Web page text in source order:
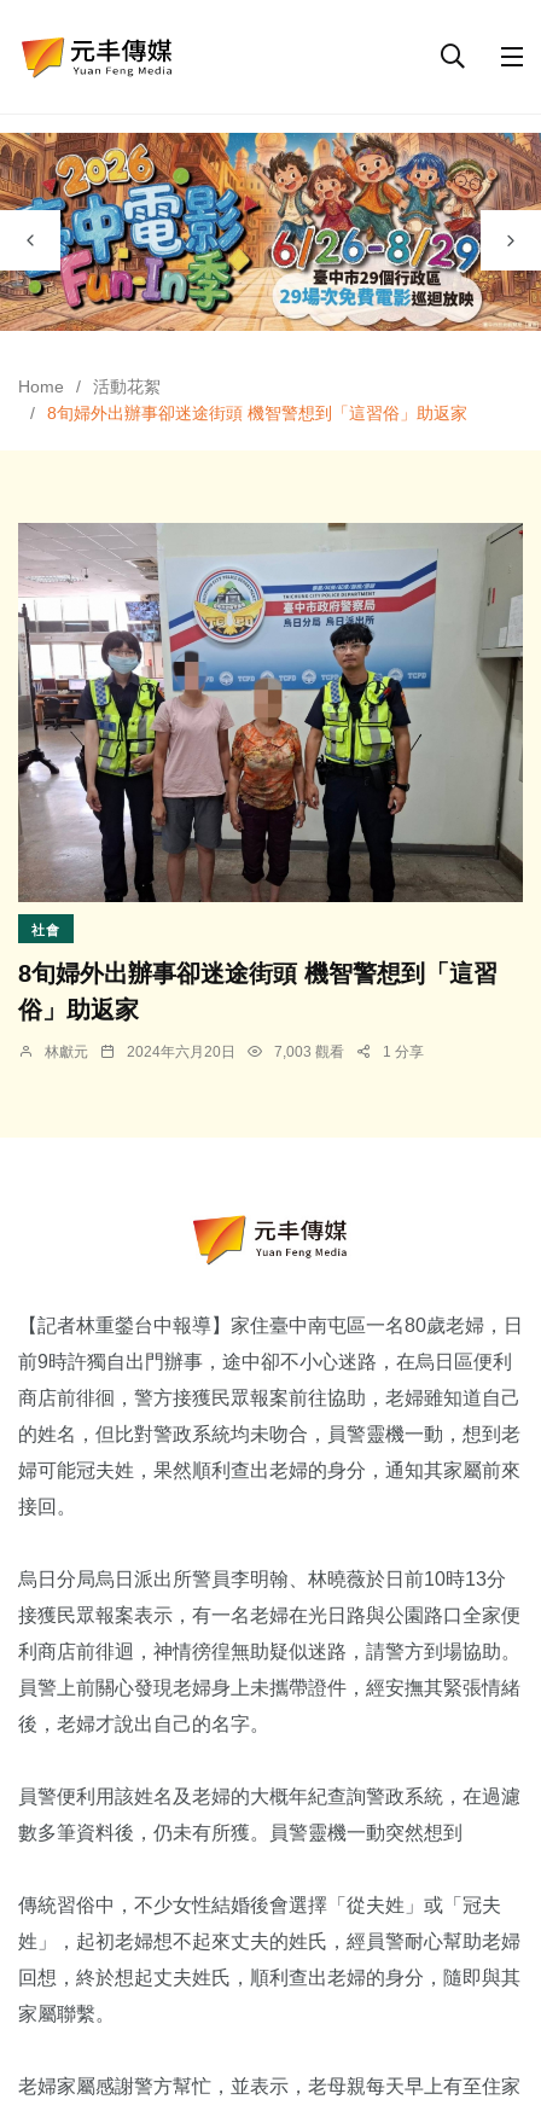
Home
活動花絮
8旬婦外出辦事卻迷途街頭 機智警想到「這習俗」助返家
社會
8旬婦外出辦事卻迷途街頭 機智警想到「這習
俗」助返家
林獻元 2024年六月20日 7,003 觀看 1 分享
【記者林重鎣台中報導】家住臺中南屯區一名80歲老婦，日
前9時許獨自出門辦事，途中卻不小心迷路，在烏日區便利
商店前徘徊，警方接獲民眾報案前往協助，老婦雖知道自己
的姓名，但比對警政系統均未吻合，員警靈機一動，想到老
婦可能冠夫姓，果然順利查出老婦的身分，通知其家屬前來
接回。
烏日分局烏日派出所警員李明翰、林曉薇於日前10時13分
接獲民眾報案表示，有一名老婦在光日路與公園路口全家便
利商店前徘迴，神情徬徨無助疑似迷路，請警方到場協助。
員警上前關心發現老婦身上未攜帶證件，經安撫其緊張情緒
後，老婦才說出自己的名字。
員警便利用該姓名及老婦的大概年紀查詢警政系統，在過濾
數多筆資料後，仍未有所獲。員警靈機一動突然想到
傳統習俗中，不少女性結婚後會選擇「從夫姓」或「冠夫
姓」，起初老婦想不起來丈夫的姓氏，經員警耐心幫助老婦
回想，終於想起丈夫姓氏，順利查出老婦的身分，隨即與其
家屬聯繫。
老婦家屬感謝警方幫忙，並表示，老母親每天早上有至住家